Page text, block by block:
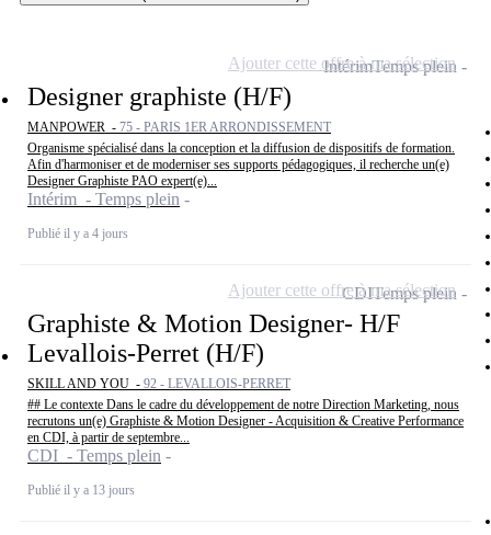
Designer graphiste (H/F)
MANPOWER - 75 - PARIS 1ER ARRONDISSEMENT
Organisme spécialisé dans la conception et la diffusion de dispositifs de formation.
Afin d'harmoniser et de moderniser ses supports pédagogiques, il recherche un(e)
Designer Graphiste PAO expert(e)...
Intérim - Temps plein
Publié il y a 4 jours
IntérimTemps plein
Ajouter cette offre à ma sélection
Graphiste & Motion Designer- H/F
Levallois-Perret (H/F)
SKILL AND YOU - 92 - LEVALLOIS-PERRET
## Le contexte Dans le cadre du développement de notre Direction Marketing, nous
recrutons un(e) Graphiste & Motion Designer - Acquisition & Creative Performance
en CDI, à partir de septembre...
CDI - Temps plein
Publié il y a 13 jours
CDITemps plein
Ajouter cette offre à ma sélection